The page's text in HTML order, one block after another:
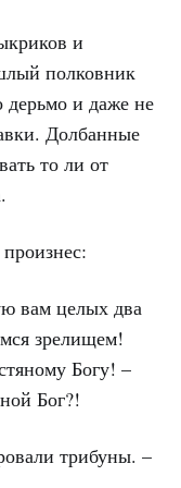
и
полковник
дерьмо и даже не
Долбанные
то ли от
вам целых два
зрелищем!
Богу! –
Бог?!
трибуны. –